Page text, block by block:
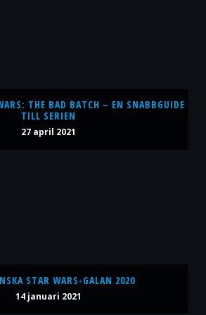
THE BAD BATCH – EN SNABBGUIDE
TILL SERIEN
27 april 2021
STAR WARS-GALAN 2020
14 januari 2021